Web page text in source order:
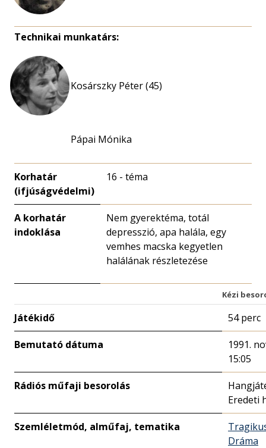
Technikai munkatárs:
Kosárszky Péter (45)
Pápai Mónika
Korhatár
(ifjúságvédelmi)
16 - téma
A korhatár
indoklása
Nem gyerektéma, totál
depresszió, apa halála, egy
vemhes macska kegyetlen
halálának részletezése
Kézi
Játékidő 54 perc
Bemutató dátuma
1991.
15:05
Rádiós műfaji besorolás
Eredeti
Szemléletmód, alműfaj, tematika
Dráma